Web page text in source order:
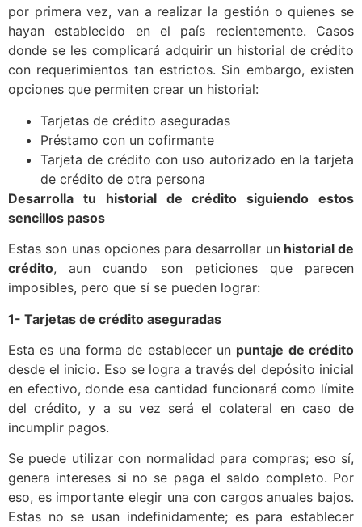
por primera vez, van a realizar la gestión o quienes se
hayan establecido en el país recientemente. Casos
donde se les complicará adquirir un historial de crédito
con requerimientos tan estrictos. Sin embargo, existen
opciones que permiten crear un historial:
Tarjetas de crédito aseguradas
Préstamo con un cofirmante
Tarjeta de crédito con uso autorizado en la tarjeta
de crédito de otra persona
Desarrolla tu historial de crédito siguiendo estos
sencillos pasos
Estas son unas opciones para desarrollar unhistorial de
crédito, aun cuando son peticiones que parecen
imposibles, pero que sí se pueden lograr:
1- Tarjetas de crédito aseguradas
Esta es una forma de establecer un puntaje de crédito
desde el inicio. Eso se logra a través del depósito inicial
en efectivo, donde esa cantidad funcionará como límite
del crédito, y a su vez será el colateral en caso de
incumplir pagos.
Se puede utilizar con normalidad para compras; eso sí,
genera intereses si no se paga el saldo completo. Por
eso, es importante elegir una con cargos anuales bajos.
Estas no se usan indefinidamente; es para establecer